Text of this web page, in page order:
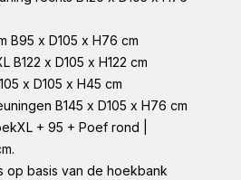
B95 x D105 x H76 cm
B122 x D105 x H122 cm
x D105 x H45 cm
B145 x D105 x H76 cm
+ 95 + Poef rond |
op basis van de hoekbank